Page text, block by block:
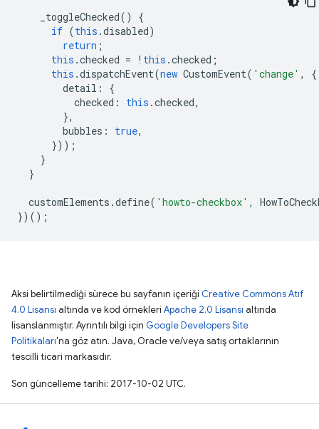
_toggleChecked()
{
if (this .disabled)
return ;
this .checked = ! this .checked ;
this .dispatchEvent(new CustomEvent( 'change' ,
{
detail :
{
checked : this .checked,
},
bubbles : true,
}));
}
}
customElements .define( 'howto-checkbox' ,
})();
Aksi belirtilmediği sürece bu sayfanın içeriği Creative Commons Atıf
4.0 Lisansı altında ve kod örnekleri Apache 2.0 Lisansı altında
lisanslanmıştır. Ayrıntılı bilgi için Google Developers Site
Politikaları'na göz atın. Java, Oracle ve/veya satış ortaklarının
tescilli ticari markasıdır.
Son güncelleme tarihi: 2017-10-02 UTC.